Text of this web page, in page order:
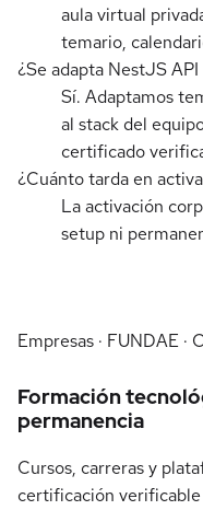
aula virtual
temario,
¿Se adapta NestJS
Sí. Adaptamos
al stack del
certificado
¿Cuánto tarda en
La activación
setup ni
Empresas · FUNDAE
Formación
permanencia
Cursos, carreras y
certificación